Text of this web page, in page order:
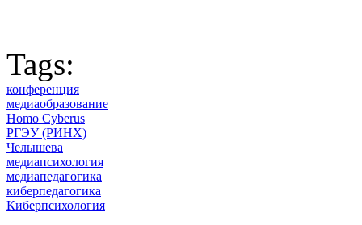
Tags:
конференция
медиаобразование
Homo Cyberus
РГЭУ (РИНХ)
Челышева
медиапсихология
медиапедагогика
киберпедагогика
Киберпсихология